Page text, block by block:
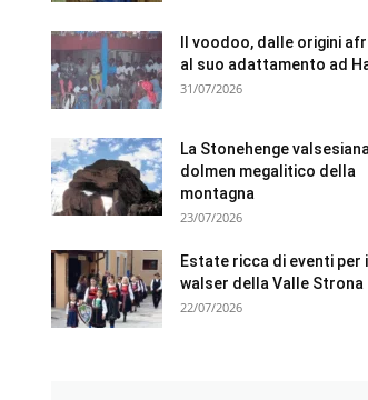
Il voodoo, dalle origini
al suo adattamento ad
31/07/2026
La Stonehenge
dolmen megalitico della
montagna
23/07/2026
Estate ricca di eventi per i
walser della Valle Strona
22/07/2026